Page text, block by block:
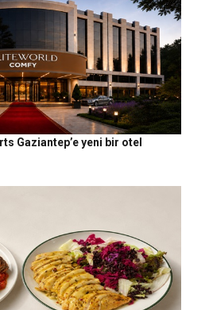
Gaziantep’e yeni bir otel